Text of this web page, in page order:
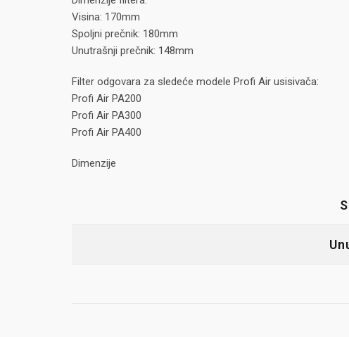
Visina: 170mm
Spoljni prečnik: 180mm
Unutrašnji prečnik: 148mm
Filter odgovara za sledeće modele Profi Air usisivača:
Profi Air PA200
Profi Air PA300
Profi Air PA400
Dimenzije